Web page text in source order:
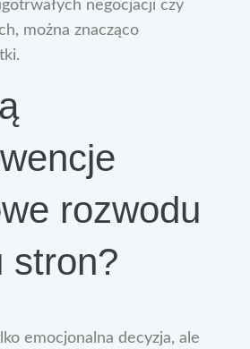
negocjacji czy
można znacząco
rozwodu
stron?
emocjonalna decyzja, ale